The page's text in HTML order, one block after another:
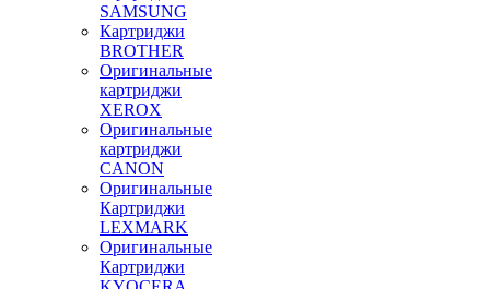
SAMSUNG
Картриджи
BROTHER
Оригинальные
картриджи
XEROX
Оригинальные
картриджи
CANON
Оригинальные
Картриджи
LEXMARK
Оригинальные
Картриджи